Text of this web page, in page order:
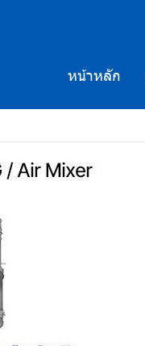
หน้าหลัก